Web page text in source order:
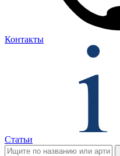
Контакты
Статьи